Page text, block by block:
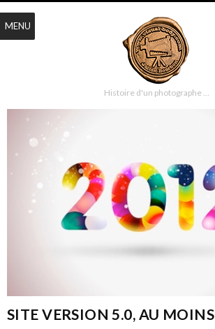
Histoire d'un photographe …
SITE VERSION 5.0, AU MOINS
MENU